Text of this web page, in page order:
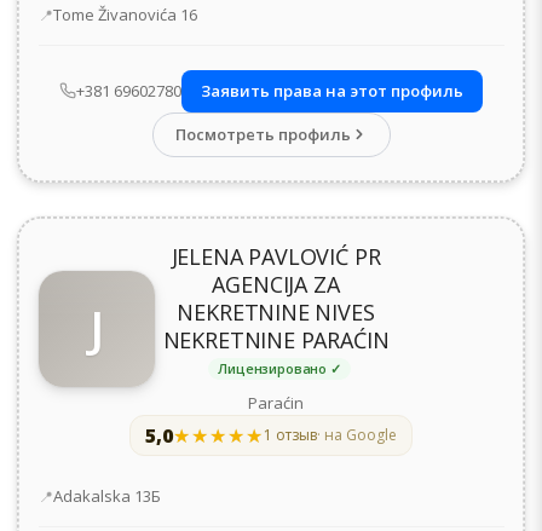
Адрес
Tome Živanovića 16
+381 69602780
Заявить права на этот профиль
Посмотреть профиль
J
JELENA PAVLOVIĆ PR
AGENCIJA ZA
NEKRETNINE NIVES
NEKRETNINE PARAĆIN
Лицензировано ✓
Paraćin
5,0★★★★★
★★★★★1 отзыв· на Google
Адрес
Adakalska 13Б